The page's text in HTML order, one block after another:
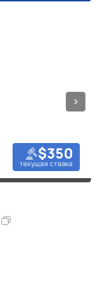
$350
текущая ставка